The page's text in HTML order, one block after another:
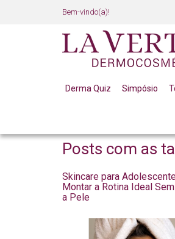
Bem-vindo(a)!
Derma Quiz Simpósio
Posts com as
Skincare para
Montar a Rotina Ideal
a Pele